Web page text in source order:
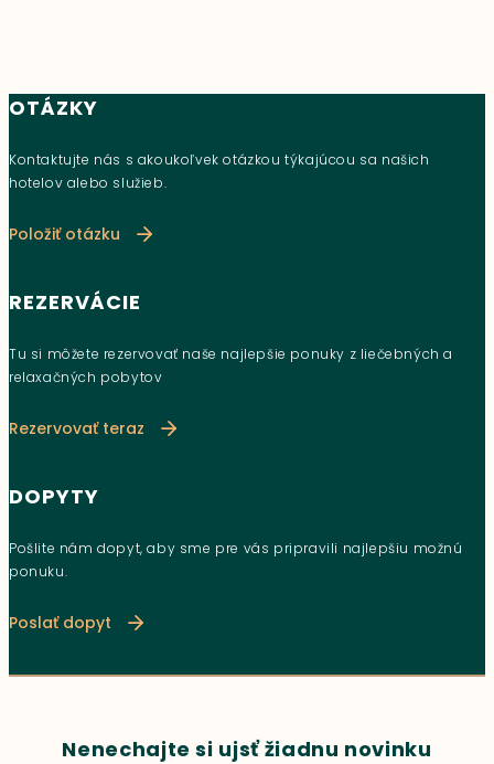
OTÁZKY
Kontaktujte nás s akoukoľvek otázkou týkajúcou sa našich
hotelov alebo služieb.
Položiť otázku
REZERVÁCIE
Tu si môžete rezervovať naše najlepšie ponuky z liečebných a
relaxačných pobytov
Rezervovať teraz
DOPYTY
Pošlite nám dopyt, aby sme pre vás pripravili najlepšiu možnú
ponuku.
Poslať dopyt
Nenechajte si ujsť žiadnu novinku